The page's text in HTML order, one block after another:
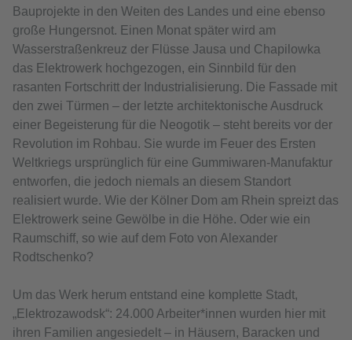
Bauprojekte in den Weiten des Landes und eine ebenso
große Hungersnot. Einen Monat später wird am
Wasserstraßenkreuz der Flüsse Jausa und Chapilowka
das Elektrowerk hochgezogen, ein Sinnbild für den
rasanten Fortschritt der Industrialisierung. Die Fassade mit
den zwei Türmen – der letzte architektonische Ausdruck
einer Begeisterung für die Neogotik – steht bereits vor der
Revolution im Rohbau. Sie wurde im Feuer des Ersten
Weltkriegs ursprünglich für eine Gummiwaren-Manufaktur
entworfen, die jedoch niemals an diesem Standort
realisiert wurde. Wie der Kölner Dom am Rhein spreizt das
Elektrowerk seine Gewölbe in die Höhe. Oder wie ein
Raumschiff, so wie auf dem Foto von Alexander
Rodtschenko?
Um das Werk herum entstand eine komplette Stadt,
„Elektrozawodsk“: 24.000 Arbeiter*innen wurden hier mit
ihren Familien angesiedelt – in Häusern, Baracken und